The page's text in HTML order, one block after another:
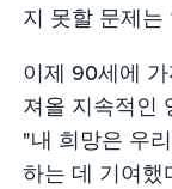
지 못할 문제는
이제 90세에
져올 지속적인
"내 희망은 우
하는 데 기여했